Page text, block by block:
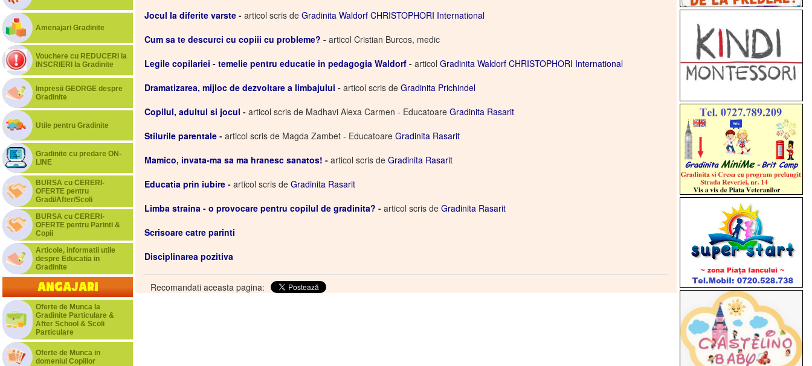
Amenajari Gradinite
Vouchere cu REDUCERI la
INSCRIERI la Gradinite
Impresii GEORGE despre
Gradinite
Utile pentru Gradinite
Gradinite cu predare ON-
LINE
BURSA cu CERERI-
OFERTE pentru
Gradi/After/Scoli
BURSA cu CERERI-
OFERTE pentru Parinti &
Copii
Articole, informatii utile
despre Educatia in
Gradinite
Angajari
Oferte de Munca la
Gradinite Particulare &
After School & Scoli
Particulare
Oferte de Munca in
domeniul Copiilor
Jocul la diferite varste - articol scris de Gradinita Waldorf CHRISTOPHORI International
Cum sa te descurci cu copiii cu probleme? - articol Cristian Burcos, medic
Legile copilariei - temelie pentru educatie in pedagogia Waldorf - articol Gradinita Waldorf CHRISTOPHORI International
Dramatizarea, mijloc de dezvoltare a limbajului - articol scris de Gradinita Prichindel
Copilul, adultul si jocul - articol scris de Madhavi Alexa Carmen - Educatoare Gradinita Rasarit
Stilurile parentale - articol scris de Magda Zambet - Educatoare Gradinita Rasarit
Mamico, invata-ma sa ma hranesc sanatos! - articol scris de Gradinita Rasarit
Educatia prin iubire - articol scris de Gradinita Rasarit
Limba straina - o provocare pentru copilul de gradinita? - articol scris de Gradinita Rasarit
Scrisoare catre parinti
Disciplinarea pozitiva
Recomandati aceasta pagina: